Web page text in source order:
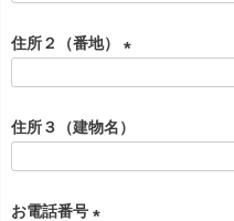
住所２（番地）
須
住所３（建物名）
お電話番号